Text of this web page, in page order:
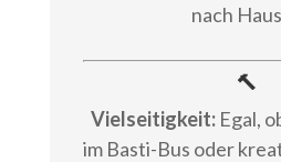
nach
🔨
Vielseitigkeit: Egal,
im Basti-Bus oder